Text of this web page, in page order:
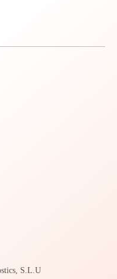
S.L.U